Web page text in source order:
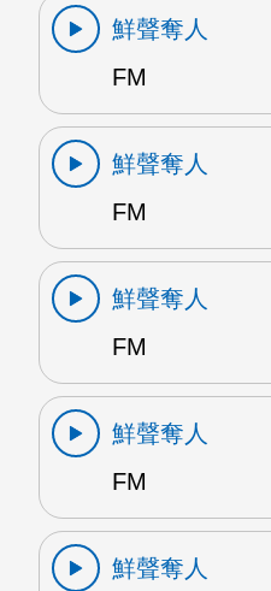
鮮聲奪人
FM
鮮聲奪人
FM
鮮聲奪人
FM
鮮聲奪人
FM
鮮聲奪人